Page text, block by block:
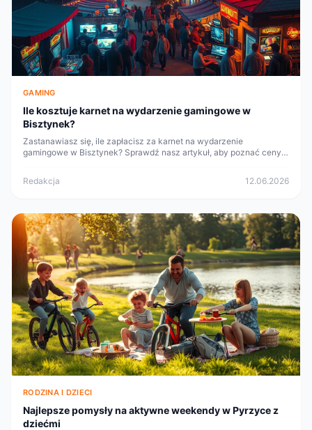
GAMING
Ile kosztuje karnet na wydarzenie gamingowe w
Bisztynek?
Zastanawiasz się, ile zapłacisz za karnet na wydarzenie
gamingowe w Bisztynek? Sprawdź nasz artykuł, aby poznać ceny,
Redakcja
12.06.2026
RODZINA I DZIECI
Najlepsze pomysły na aktywne weekendy w Pyrzyce z
dziećmi